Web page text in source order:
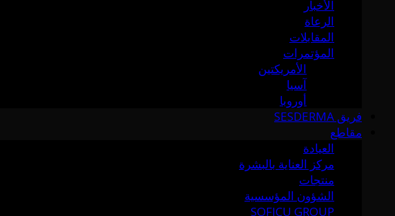
الأخبار
الرعاة
المقابلات
المؤتمرات
الأمريكتين
آسيا
أوروبا
فريق SESDERMA
مقاطع
العيادة
مركز العناية بالبشرة
منتجات
الشؤون المؤسسية
SOFICU GROUP